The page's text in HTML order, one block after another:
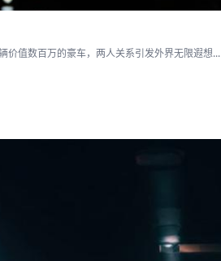
价值数百万的豪车，两人关系引发外界无限遐想...